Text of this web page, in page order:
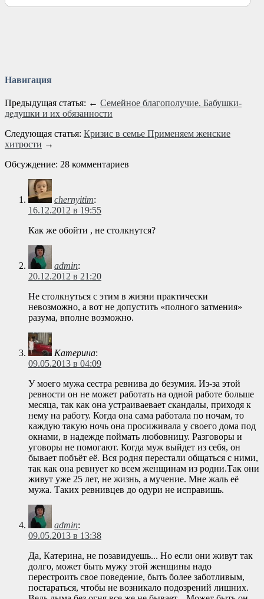
Навигация
Предыдущая статья: ← Семейное благополучие. Бабушки-
дедушки и их обязанности
Следующая статья: Кризис в семье Применяем женские
хитрости →
Обсуждение: 28 комментариев
chernyitim:
16.12.2012 в 19:55
Как же обойти , не столкнутся?
admin:
20.12.2012 в 21:20
Не столкнуться с этим в жизни практически
невозможно, а вот не допустить «полного затмения»
разума, вполне возможно.
Катерина:
09.05.2013 в 04:09
У моего мужа сестра ревнива до безумия. Из-за этой
ревности он не может работать на одной работе больше
месяца, так как она устраиваевает скандалы, приходя к
нему на работу. Когда она сама работала по ночам, то
каждую такую ночь она просиживала у своего дома под
окнами, в надежде поймать любовницу. Разговоры и
уговоры не помогают. Когда муж выйдет из себя, он
бывает побъёт её. Вся родня перестали общаться с ними,
так как она ревнует ко всем женщинам из родни.Так они
живут уже 25 лет, не жизнь, а мучение. Мне жаль её
мужа. Таких ревнивцев до одури не исправишь.
admin:
09.05.2013 в 13:38
Да, Катерина, не позавидуешь... Но если они живут так
долго, может быть мужу этой женщины надо
перестроить свое поведение, быть более заботливым,
постараться, чтобы не возникало подозрений лишних.